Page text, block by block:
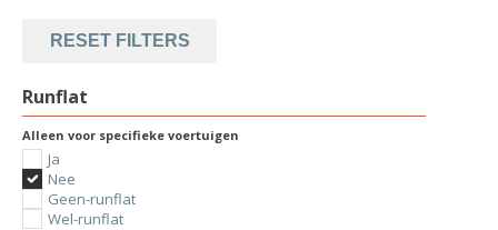
RESET FILTERS
Runflat
Alleen voor specifieke voertuigen
Ja
Nee
Geen-runflat
Wel-runflat